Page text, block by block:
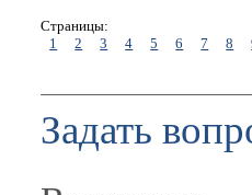
Страницы:
1
2 3 4 5 6 7 8
Задать